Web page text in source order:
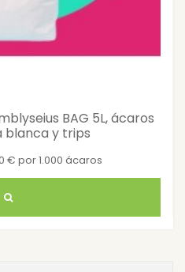
BAG 5L, ácaros
blanca y trips
€ por 1.000 ácaros